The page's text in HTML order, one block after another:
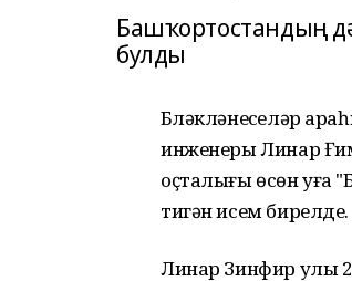
Башҡортостандың
булды
Бүләкләнеүселәр
инженеры Линар
оҫталығы өсөн уға
тигән исем бирелде.
Линар Зинфир улы